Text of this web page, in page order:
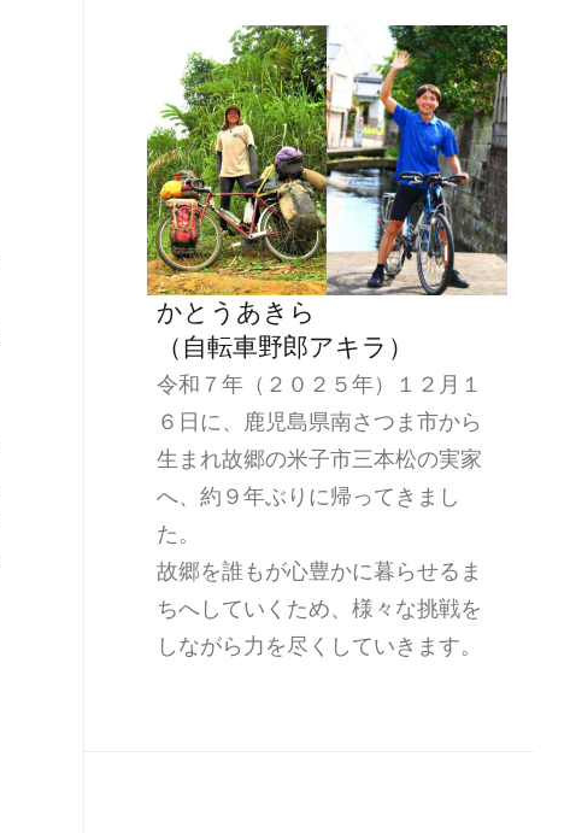
かとうあきら
（自転車野郎アキラ）
令和７年（２０２５年）１２月１
６日に、鹿児島県南さつま市から
生まれ故郷の米子市三本松の実家
へ、約９年ぶりに帰ってきまし
た。
故郷を誰もが心豊かに暮らせるま
ちへしていくため、様々な挑戦を
しながら力を尽くしていきます。